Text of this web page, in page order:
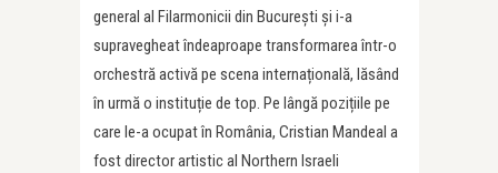
general al Filarmonicii din București și i-a
supravegheat îndeaproape transformarea într-o
orchestră activă pe scena internațională, lăsând
în urmă o instituție de top. Pe lângă pozițiile pe
care le-a ocupat în România, Cristian Mandeal a
fost director artistic al Northern Israeli